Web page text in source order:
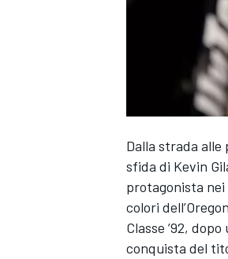
Dalla strada
sfida di Kevin
protagonista nei
colori
Classe ’92,
conquista del